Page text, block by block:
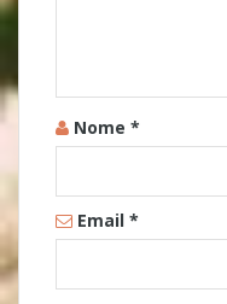
Nome *
Email *